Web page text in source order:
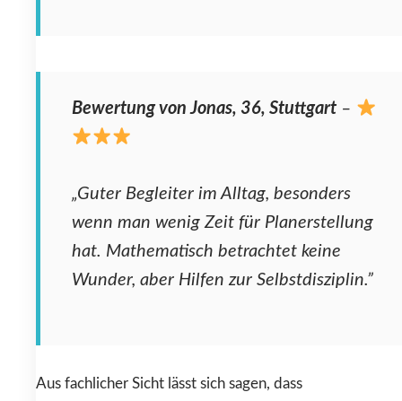
Bewertung von Jonas, 36, Stuttgart –
„Guter Begleiter im Alltag, besonders
wenn man wenig Zeit für Planerstellung
hat. Mathematisch betrachtet keine
Wunder, aber Hilfen zur Selbstdisziplin.”
Aus fachlicher Sicht lässt sich sagen, dass